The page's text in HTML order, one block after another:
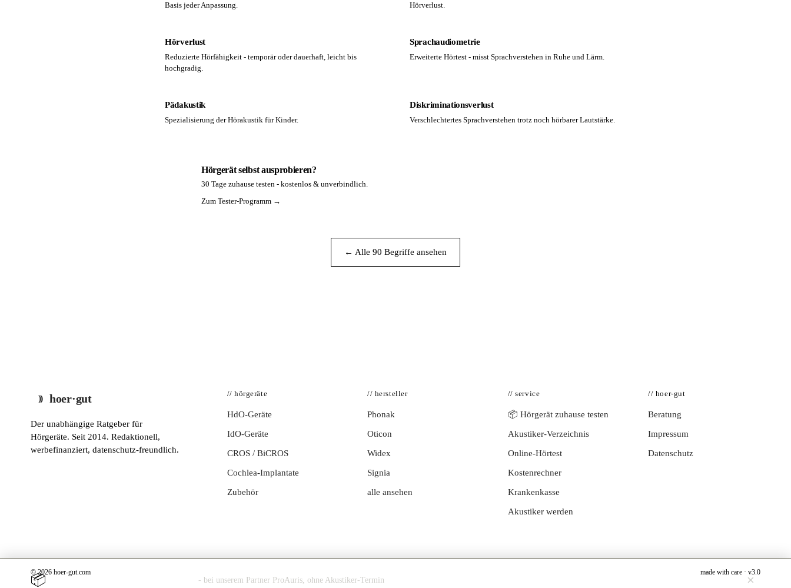
Basis jeder Anpassung.
Hörverlust.
Hörverlust
Reduzierte Hörfähigkeit - temporär oder dauerhaft, leicht bis
hochgradig.
Sprachaudiometrie
Erweiterte Hörtest - misst Sprachverstehen in Ruhe und Lärm.
Pädakustik
Spezialisierung der Hörakustik für Kinder.
Diskriminationsverlust
Verschlechtertes Sprachverstehen trotz noch hörbarer Lautstärke.
Hörgerät selbst ausprobieren?
30 Tage zuhause testen - kostenlos & unverbindlich.
Zum Tester-Programm →
← Alle 90 Begriffe ansehen
hoer·gut
Der unabhängige Ratgeber für
Hörgeräte. Seit 2014. Redaktionell,
werbefinanziert, datenschutz-freundlich.
// hörgeräte
HdO-Geräte
IdO-Geräte
CROS / BiCROS
Cochlea-Implantate
Zubehör
// hersteller
Phonak
Oticon
Widex
Signia
alle ansehen
// service
📦 Hörgerät zuhause testen
Akustiker-Verzeichnis
Online-Hörtest
Kostenrechner
Krankenkasse
Akustiker werden
// hoer-gut
Beratung
Impressum
Datenschutz
© 2026 hoer-gut.com made with care · v3.0
📦 - bei unserem Partner ProAuris, ohne Akustiker-Termin ×